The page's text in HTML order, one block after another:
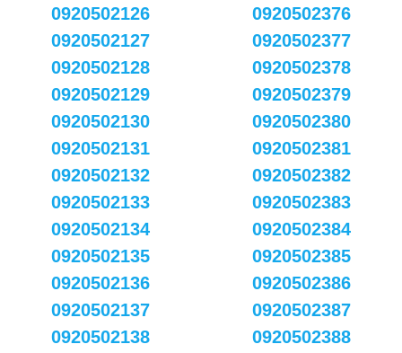
0920502126
0920502127
0920502128
0920502129
0920502130
0920502131
0920502132
0920502133
0920502134
0920502135
0920502136
0920502137
0920502138
0920502376
0920502377
0920502378
0920502379
0920502380
0920502381
0920502382
0920502383
0920502384
0920502385
0920502386
0920502387
0920502388